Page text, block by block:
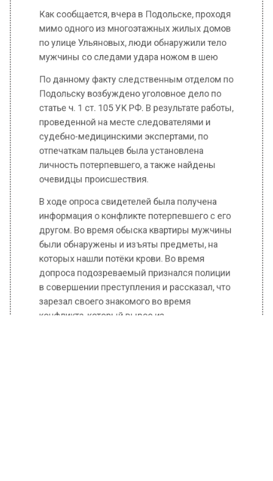
по улице Ульяновых, люди обнаружили тело
мужчины со следами удара ножом в шею
По данному факту следственным отделом по
статье ч. 1 ст. 105 УК РФ. В результате работы,
проведенной на месте следователями и
судебно-медицинскими экспертами, по
отпечаткам пальцев была установлена
личность потерпевшего, а также найдены
очевидцы происшествия.
В ходе опроса свидетелей была получена
информация о конфликте потерпевшего с его
другом. Во время обыска квартиры мужчины
были обнаружены и изъяты предметы, на
которых нашли потёки крови. Во время
допроса подозреваемый признался полиции
в совершении преступления и рассказал, что
зарезал своего знакомого во время